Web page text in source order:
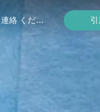
連絡 ください 引